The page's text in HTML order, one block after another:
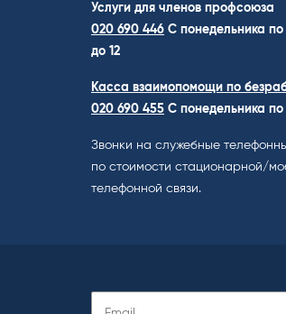
Услуги для членов профсоюза
020 690 446 C понедельника
до 12
Касса взаимопомощи по
020 690 455 С понедельника по
Звонки на служебные
по стоимости стационарной/
телефонной связи.